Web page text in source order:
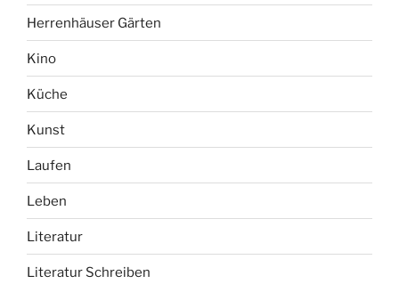
Herrenhäuser Gärten
Kino
Küche
Kunst
Laufen
Leben
Literatur
Literatur Schreiben